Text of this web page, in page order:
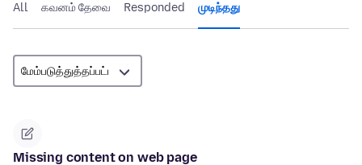
All கவனம் தேவை Responded முடிந்தது
Missing content on web page